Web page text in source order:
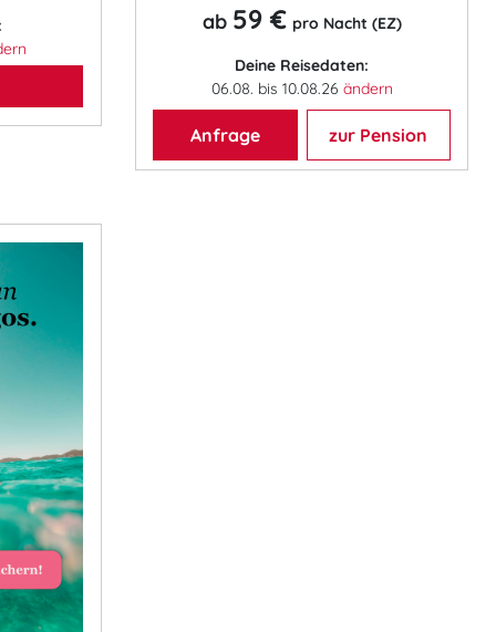
ab 59 € pro Nacht (EZ)
Deine Reisedaten:
06.08. bis 10.08.26 ändern
Anfrage zur Pension